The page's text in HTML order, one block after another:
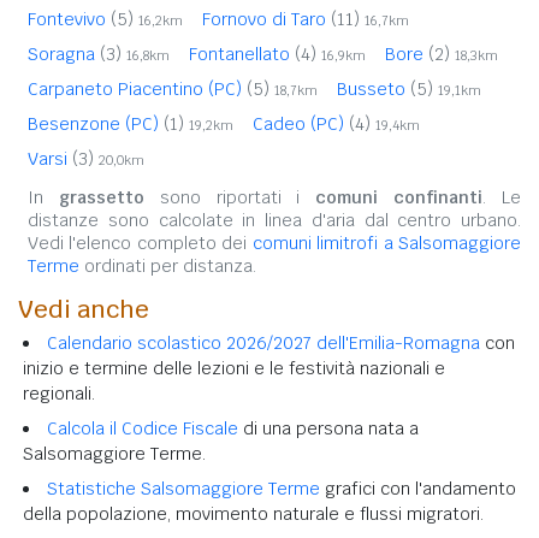
Fontevivo (5) 16,2km Fornovo di Taro (11) 16,7km
Soragna (3) 16,8km Fontanellato (4) 16,9km Bore (2) 18,3km
Carpaneto Piacentino (PC) (5) 18,7km Busseto (5) 19,1km
Besenzone (PC) (1) 19,2km Cadeo (PC) (4) 19,4km
Varsi (3) 20,0km
In grassetto sono riportati i comuni confinanti. Le
distanze sono calcolate in linea d'aria dal centro urbano.
Vedi l'elenco completo dei comuni limitrofi a Salsomaggiore
Terme ordinati per distanza.
Vedi anche
Calendario scolastico 2026/2027 dell'Emilia-Romagna con
inizio e termine delle lezioni e le festività nazionali e
regionali.
Calcola il Codice Fiscale di una persona nata a
Salsomaggiore Terme.
Statistiche Salsomaggiore Terme grafici con l'andamento
della popolazione, movimento naturale e flussi migratori.